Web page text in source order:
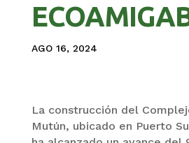
AGO 16, 2024
La construcción del
Mutún, ubicado en Puerto